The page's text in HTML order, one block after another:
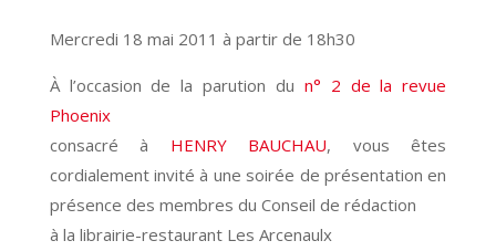
Mercredi 18 mai 2011 à partir de 18h30
À l’occasion de la parution du n° 2 de la revue
Phoenix
consacré à HENRY BAUCHAU, vous êtes
cordialement invité à une soirée de présentation en
présence des membres du Conseil de rédaction
à la librairie-restaurant Les Arcenaulx